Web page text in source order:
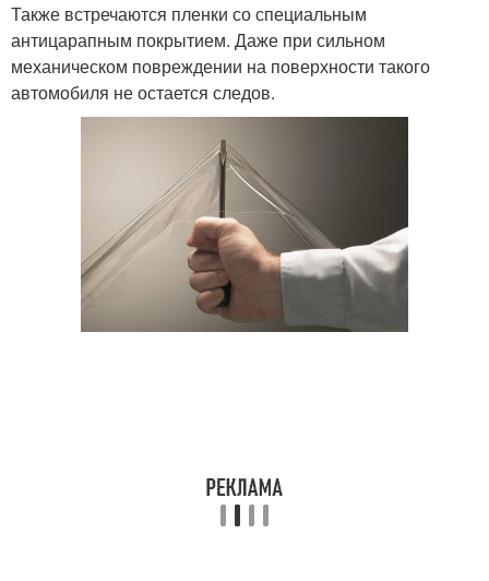
Также встречаются пленки со специальным
антицарапным покрытием. Даже при сильном
механическом повреждении на поверхности такого
автомобиля не остается следов.